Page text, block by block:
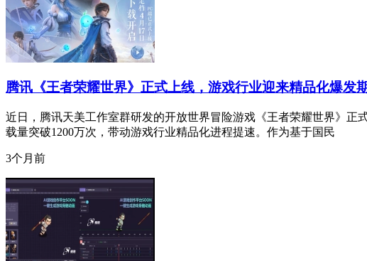
腾讯《王者荣耀世界》正式上线，游戏行业迎来精品化爆发
近日，腾讯天美工作室群研发的开放世界冒险游戏《王者荣耀世界》
载量突破1200万次，带动游戏行业精品化进程提速。作为基于国民
3个月前